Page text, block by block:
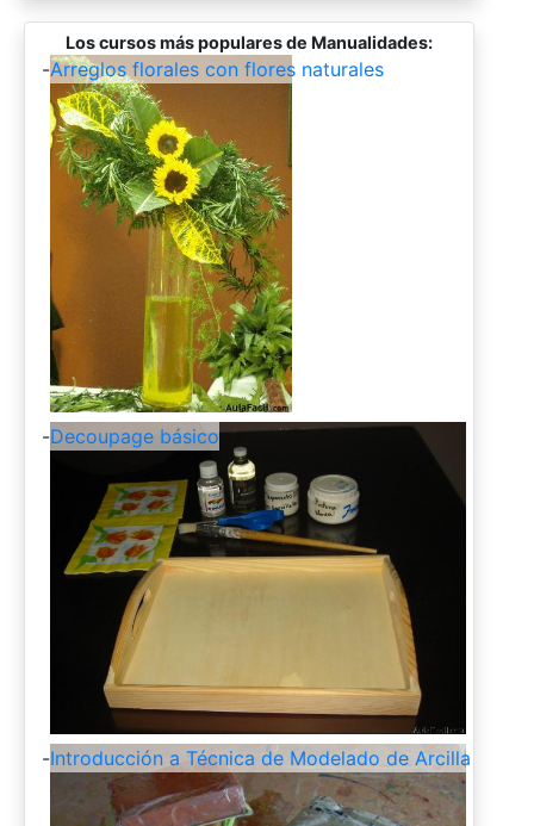
Los cursos más populares de Manualidades:
-Arreglos florales con flores naturales
-Decoupage básico
-Introducción a Técnica de Modelado de Arcilla